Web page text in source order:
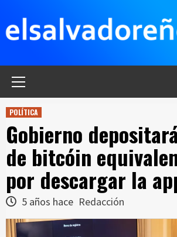
contenido
POLÍTICA
Gobierno
de bitcóin
por descargar la
5 años hace Redacción